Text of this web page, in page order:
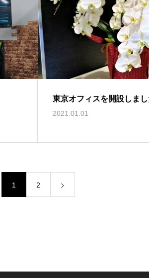
東京オフィスを開設しま
2021.01.01
1 2